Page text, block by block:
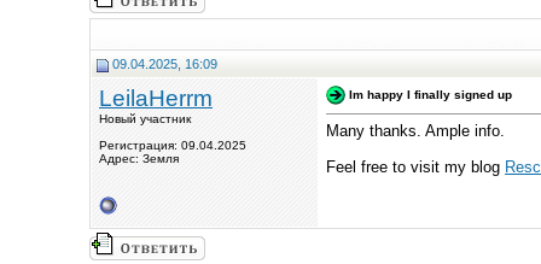
09.04.2025, 16:09
LeilaHerrm
Новый участник
Регистрация: 09.04.2025
Адрес: Земля
Im happy I finally signed up
Many thanks. Ample info.
Feel free to visit my blog